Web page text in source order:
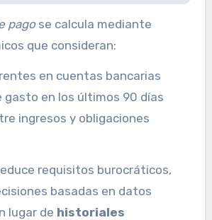
pagose calcula mediante
que consideran:
en cuentas bancarias
gasto en los últimos 90 días
ingresos y obligaciones
requisitos burocráticos,
basadas en datos
lugar de historiales